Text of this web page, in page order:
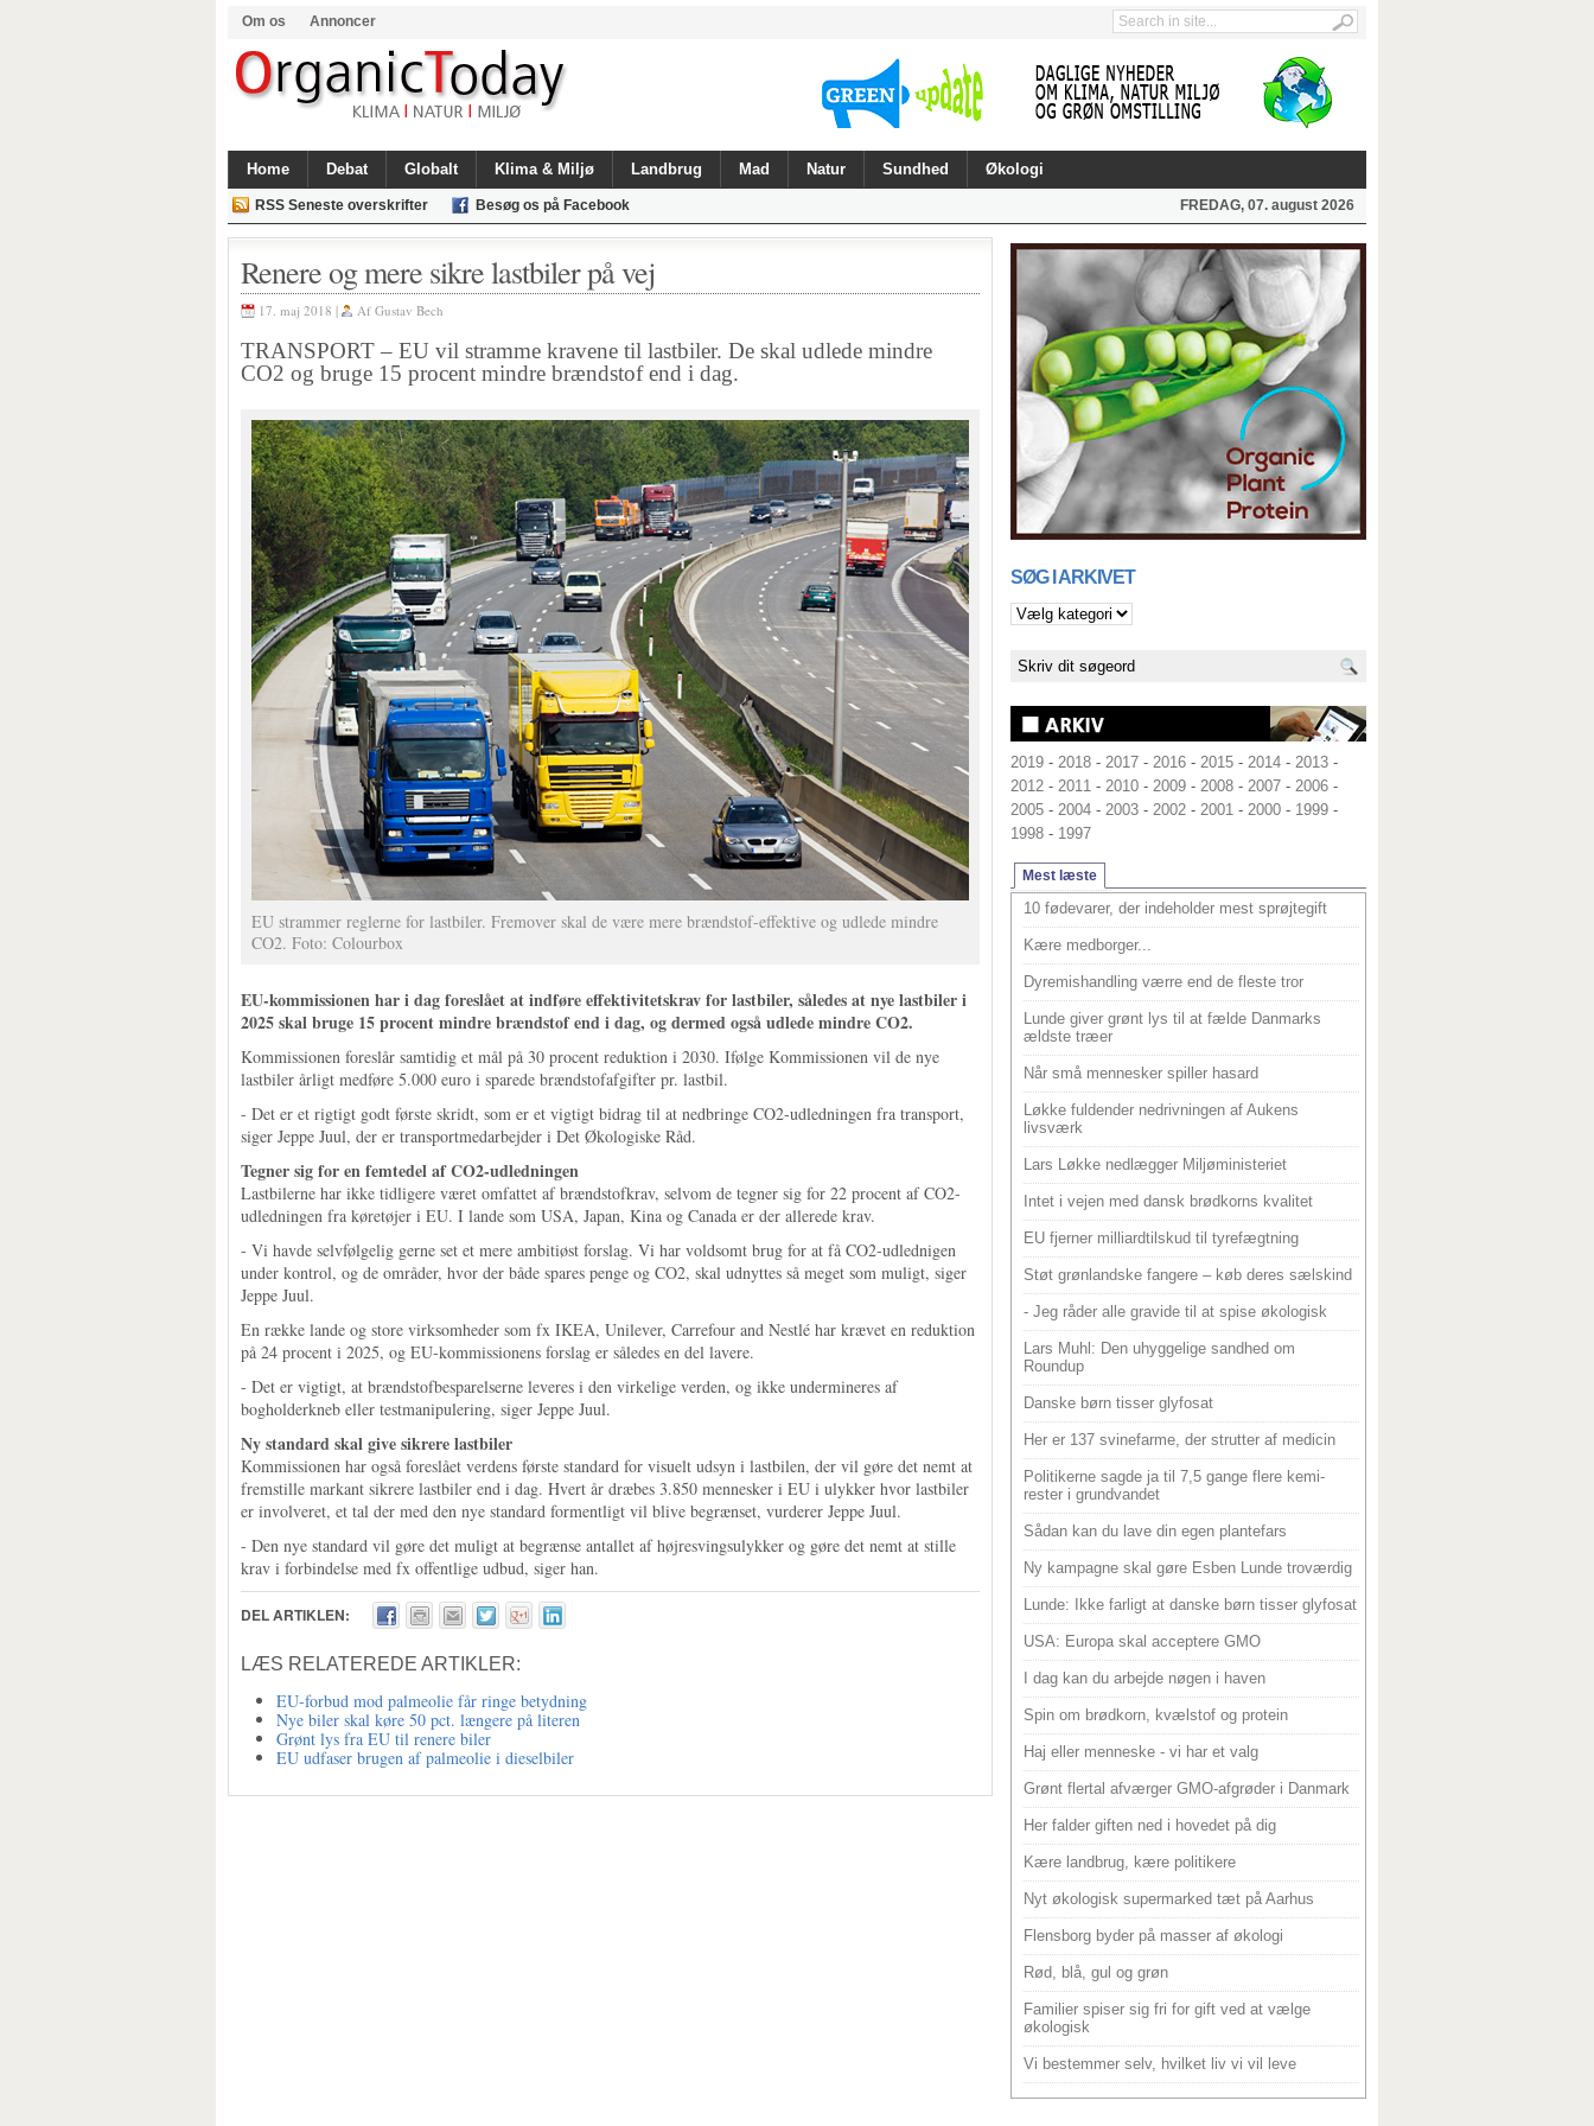
Om os Annoncer
Home Debat Globalt Klima & Miljø Landbrug Mad Natur Sundhed Økologi
RSS Seneste overskrifter Besøg os på Facebook FREDAG, 07. august 2026
Renere og mere sikre lastbiler på vej
17. maj 2018 | Af Gustav Bech
TRANSPORT – EU vil stramme kravene til lastbiler. De skal udlede mindre
CO2 og bruge 15 procent mindre brændstof end i dag.
EU strammer reglerne for lastbiler. Fremover skal de være mere brændstof-effektive og udlede mindre
CO2. Foto: Colourbox
EU-kommissionen har i dag foreslået at indføre effektivitetskrav for lastbiler, således at nye lastbiler i
2025 skal bruge 15 procent mindre brændstof end i dag, og dermed også udlede mindre CO2.
Kommissionen foreslår samtidig et mål på 30 procent reduktion i 2030. Ifølge Kommissionen vil de nye
lastbiler årligt medføre 5.000 euro i sparede brændstofafgifter pr. lastbil.
- Det er et rigtigt godt første skridt, som er et vigtigt bidrag til at nedbringe CO2-udledningen fra transport,
siger Jeppe Juul, der er transportmedarbejder i Det Økologiske Råd.
Tegner sig for en femtedel af CO2-udledningen
Lastbilerne har ikke tidligere været omfattet af brændstofkrav, selvom de tegner sig for 22 procent af CO2-
udledningen fra køretøjer i EU. I lande som USA, Japan, Kina og Canada er der allerede krav.
- Vi havde selvfølgelig gerne set et mere ambitiøst forslag. Vi har voldsomt brug for at få CO2-udlednigen
under kontrol, og de områder, hvor der både spares penge og CO2, skal udnyttes så meget som muligt, siger
Jeppe Juul.
En række lande og store virksomheder som fx IKEA, Unilever, Carrefour and Nestlé har krævet en reduktion
på 24 procent i 2025, og EU-kommissionens forslag er således en del lavere.
- Det er vigtigt, at brændstofbesparelserne leveres i den virkelige verden, og ikke undermineres af
bogholderkneb eller testmanipulering, siger Jeppe Juul.
Ny standard skal give sikrere lastbiler
Kommissionen har også foreslået verdens første standard for visuelt udsyn i lastbilen, der vil gøre det nemt at
fremstille markant sikrere lastbiler end i dag. Hvert år dræbes 3.850 mennesker i EU i ulykker hvor lastbiler
er involveret, et tal der med den nye standard formentligt vil blive begrænset, vurderer Jeppe Juul.
- Den nye standard vil gøre det muligt at begrænse antallet af højresvingsulykker og gøre det nemt at stille
krav i forbindelse med fx offentlige udbud, siger han.
DEL ARTIKLEN:
LÆS RELATEREDE ARTIKLER:
EU-forbud mod palmeolie får ringe betydning
Nye biler skal køre 50 pct. længere på literen
Grønt lys fra EU til renere biler
EU udfaser brugen af palmeolie i dieselbiler
SØG I ARKIVET
2019 - 2018 - 2017 - 2016 - 2015 - 2014 - 2013 -
2012 - 2011 - 2010 - 2009 - 2008 - 2007 - 2006 -
2005 - 2004 - 2003 - 2002 - 2001 - 2000 - 1999 -
1998 - 1997
Mest læste
10 fødevarer, der indeholder mest sprøjtegift
Kære medborger...
Dyremishandling værre end de fleste tror
Lunde giver grønt lys til at fælde Danmarks
ældste træer
Når små mennesker spiller hasard
Løkke fuldender nedrivningen af Aukens
livsværk
Lars Løkke nedlægger Miljøministeriet
Intet i vejen med dansk brødkorns kvalitet
EU fjerner milliardtilskud til tyrefægtning
Støt grønlandske fangere – køb deres sælskind
- Jeg råder alle gravide til at spise økologisk
Lars Muhl: Den uhyggelige sandhed om
Roundup
Danske børn tisser glyfosat
Her er 137 svinefarme, der strutter af medicin
Politikerne sagde ja til 7,5 gange flere kemi-
rester i grundvandet
Sådan kan du lave din egen plantefars
Ny kampagne skal gøre Esben Lunde troværdig
Lunde: Ikke farligt at danske børn tisser glyfosat
USA: Europa skal acceptere GMO
I dag kan du arbejde nøgen i haven
Spin om brødkorn, kvælstof og protein
Haj eller menneske - vi har et valg
Grønt flertal afværger GMO-afgrøder i Danmark
Her falder giften ned i hovedet på dig
Kære landbrug, kære politikere
Nyt økologisk supermarked tæt på Aarhus
Flensborg byder på masser af økologi
Rød, blå, gul og grøn
Familier spiser sig fri for gift ved at vælge
økologisk
Vi bestemmer selv, hvilket liv vi vil leve